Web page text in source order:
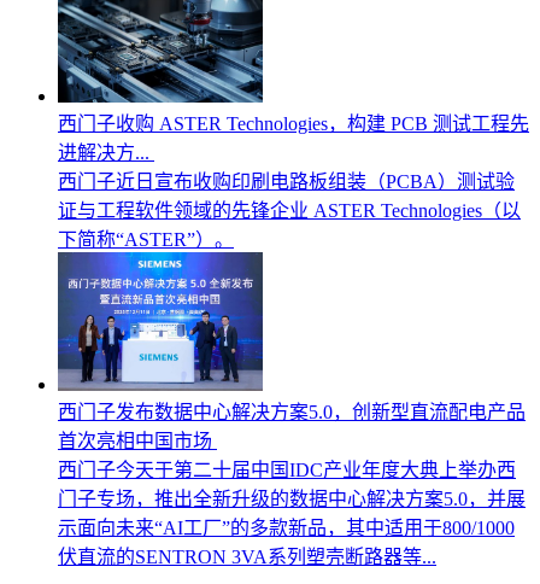
西门子收购 ASTER Technologies，构建 PCB 测试工程先
进解决方...
西门子近日宣布收购印刷电路板组装（PCBA）测试验
证与工程软件领域的先锋企业 ASTER Technologies（以
下简称“ASTER”）。
西门子发布数据中心解决方案5.0，创新型直流配电产品
首次亮相中国市场
西门子今天于第二十届中国IDC产业年度大典上举办西
门子专场，推出全新升级的数据中心解决方案5.0，并展
示面向未来“AI工厂”的多款新品，其中适用于800/1000
伏直流的SENTRON 3VA系列塑壳断路器等...